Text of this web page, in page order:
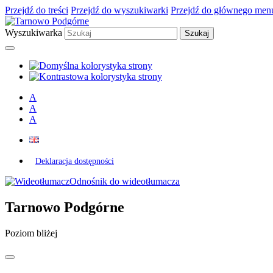
Przejdź do treści Przejdź do wyszukiwarki Przejdź do głównego
Wyszukiwarka
A
A
A
Deklaracja dostępności
Odnośnik do wideotłumacza
Tarnowo Podgórne
Poziom bliżej